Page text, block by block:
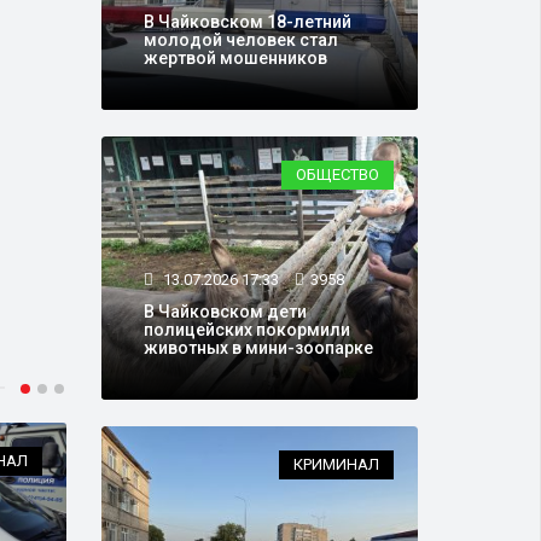
ПАРТИИ
В Чайковском 18-летний
молодой человек стал
жертвой мошенников
ОБЩЕСТВО
13.07.2026 17:33 3958
В Чайковском дети
полицейских покормили
животных в мини-зоопарке
КРИМИНАЛ